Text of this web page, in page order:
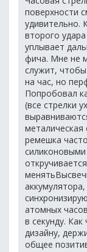
поверхности
удивительно.
второго
уплывает
фича. Мне не
служит,
на час, но
Попробовал
(все стрелки
металическая
ремешка
атомных
в секунду.
дизайну,
общее